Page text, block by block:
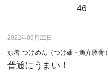
46
2022年09月22日
頑者 つけめん（つけ麺・魚介豚骨）
普通にうまい！